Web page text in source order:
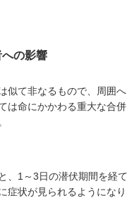
の影響
似て非なるもので、周囲へ
は命にかかわる重大な合併
、1～3日の潜伏期間を経て
症状が見られるようになり